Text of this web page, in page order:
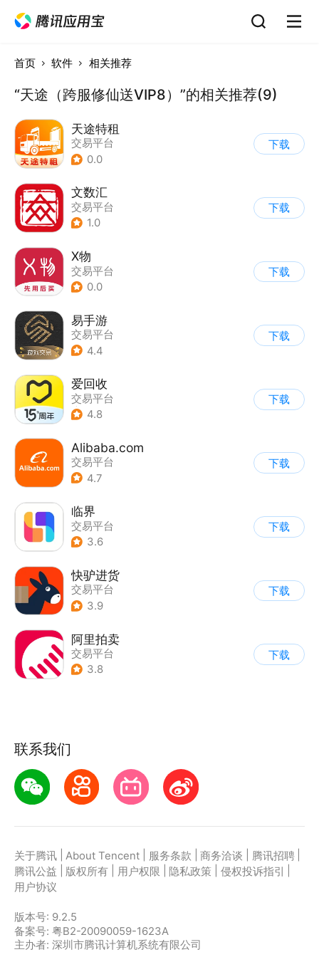
首页 软件 相关推荐
“天途（跨服修仙送VIP8）”的相关推荐(9)
天途特租
交易平台
0.0
下载
文数汇
交易平台
1.0
下载
X物
交易平台
0.0
下载
易手游
交易平台
4.4
下载
爱回收
交易平台
| 综合二手商城
4.8
下载
Alibaba.com
交易平台
4.7
下载
临界
交易平台
3.6
下载
快驴进货
交易平台
3.9
下载
阿里拍卖
交易平台
3.8
下载
联系我们
关于腾讯 About Tencent 服务条款 商务洽谈 腾讯招聘
腾讯公益
版权所有 用户权限 隐私政策 侵权投诉指引
用户协议
版本号: 9.2.5
备案号: 粤B2-20090059-1623A
主办者: 深圳市腾讯计算机系统有限公司